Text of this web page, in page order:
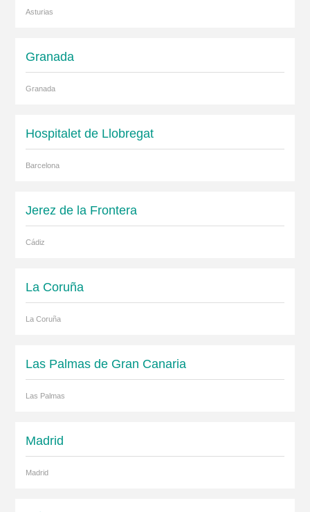
Asturias
Granada
Granada
Hospitalet de Llobregat
Barcelona
Jerez de la Frontera
Cádiz
La Coruña
La Coruña
Las Palmas de Gran Canaria
Las Palmas
Madrid
Madrid